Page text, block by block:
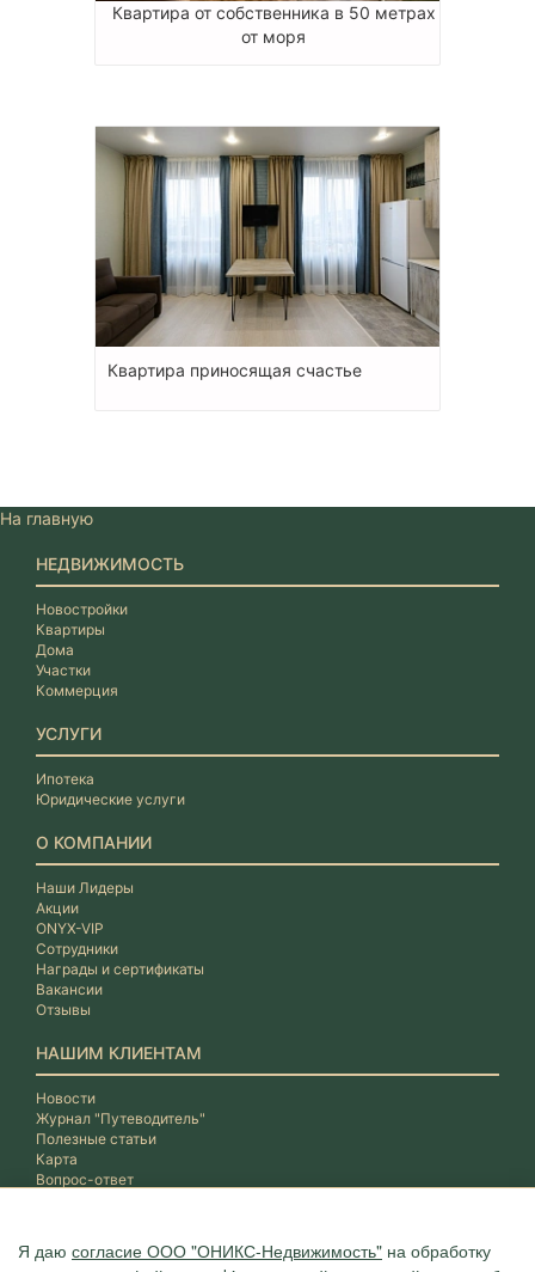
Квартира от собственника в 50 метрах
от моря
Квартира приносящая счастье
Я даю согласие ООО "ОНИКС-Недвижимость" на обработку
На главную
НЕДВИЖИМОСТЬ
Новостройки
Квартиры
Дома
Участки
Коммерция
УСЛУГИ
Ипотека
Юридические услуги
О КОМПАНИИ
Наши Лидеры
Акции
ONYX-VIP
Сотрудники
Награды и сертификаты
Вакансии
Отзывы
НАШИМ КЛИЕНТАМ
Новости
Журнал "Путеводитель"
Полезные статьи
Карта
Вопрос-ответ